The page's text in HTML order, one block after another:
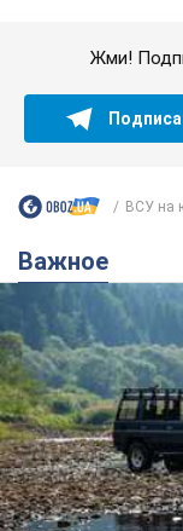
Значительные
полигоны: как
границей
Украине не
8.08.2026 05:10
В Прикарпатье
жары прошел
дороги